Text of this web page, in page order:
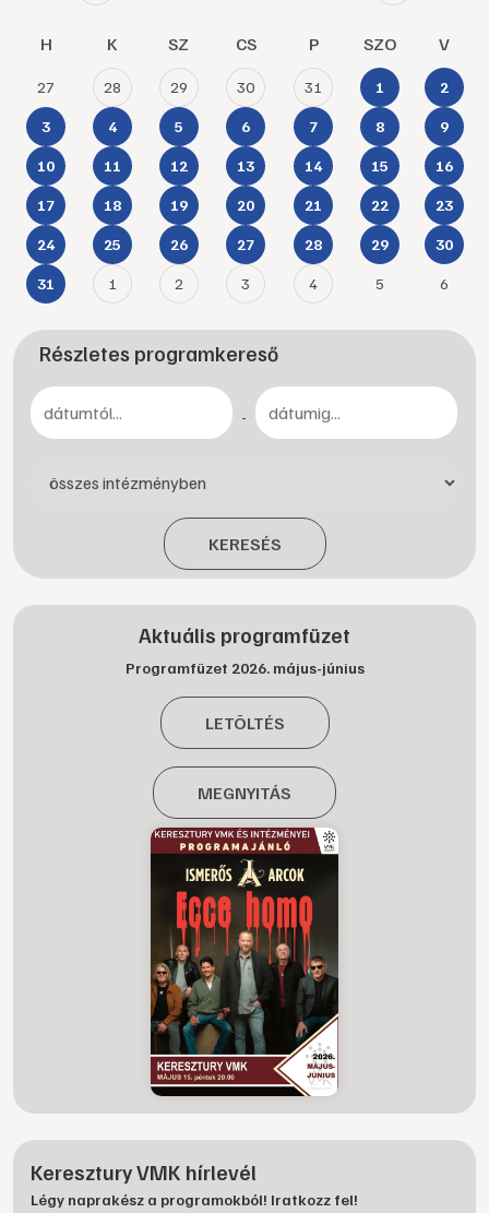
H K SZ CS P SZO V
27 28 29 30 31 1 2
3 4 5 6 7 8 9
10 11 12 13 14 15 16
17 18 19 20 21 22 23
24 25 26 27 28 29 30
31 1 2 3 4 5 6
Részletes programkereső
-
KERESÉS
Aktuális programfüzet
Programfüzet 2026. május-június
LETÖLTÉS
MEGNYITÁS
Keresztury VMK hírlevél
Légy naprakész a programokból! Iratkozz fel!